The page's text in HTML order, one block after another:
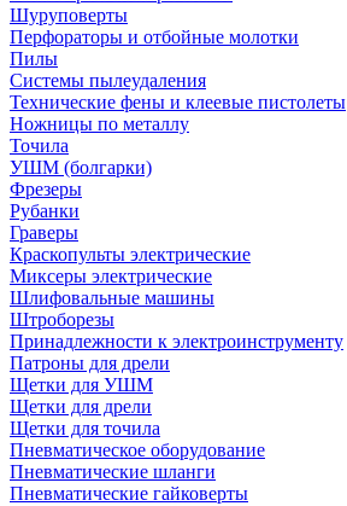
Шуруповерты
Перфораторы и отбойные молотки
Пилы
Системы пылеудаления
Технические фены и клеевые пистолеты
Ножницы по металлу
Точила
УШМ (болгарки)
Фрезеры
Рубанки
Граверы
Краскопульты электрические
Миксеры электрические
Шлифовальные машины
Штроборезы
Принадлежности к электроинструменту
Патроны для дрели
Щетки для УШМ
Щетки для дрели
Щетки для точила
Пневматическое оборудование
Пневматические шланги
Пневматические гайковерты